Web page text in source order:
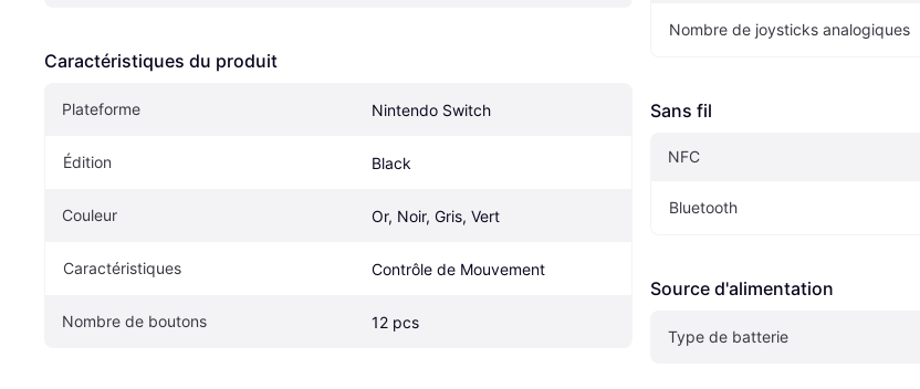
Caractéristiques du produit
Plateforme Nintendo Switch
Édition Black
Couleur Or, Noir, Gris, Vert
Caractéristiques Contrôle de Mouvement
Nombre de boutons 12 pcs
Nombre de joysticks analogiques
Sans fil
NFC
Bluetooth
Source d'alimentation
Type de batterie